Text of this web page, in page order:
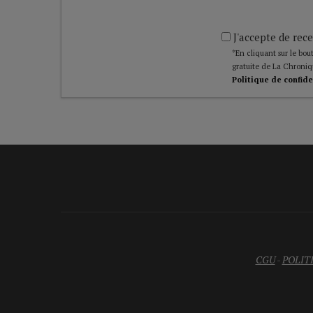
J'accepte de
*En cliquant sur le
gratuite de La
Politique de
CGU-